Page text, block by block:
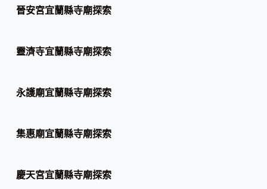
晉安宮宜蘭縣寺廟探索
靈濟寺宜蘭縣寺廟探索
永護廟宜蘭縣寺廟探索
集惠廟宜蘭縣寺廟探索
慶天宮宜蘭縣寺廟探索